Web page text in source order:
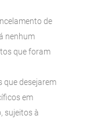
de
nenhum
que foram
que desejarem
em
sujeitos à